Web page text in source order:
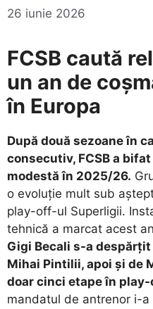
26 iunie 2026
FCSB caută
un an de
în Europa
După două sezoane în
consecutiv, FCSB a
modestă în 2025/26.
o evoluție mult sub
play-off-ul Superligii.
tehnică a marcat acest
Gigi Becali s-a
Mihai Pintilii, apoi și de
doar cinci etape în play-
mandatul de antrenor i-a